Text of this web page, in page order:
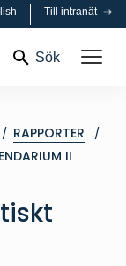
Till intranät
Sök
RAPPORTER
II